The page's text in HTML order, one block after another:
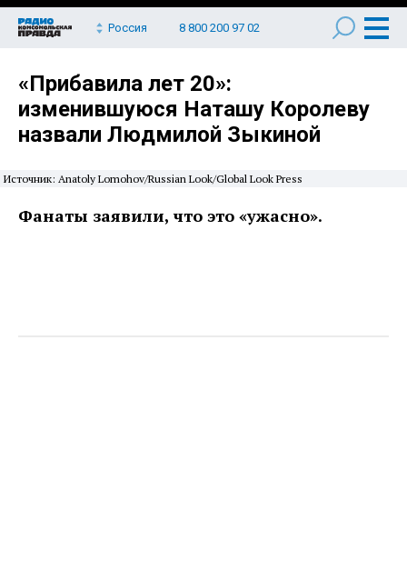
Россия 8 800 200 97 02
«Прибавила лет 20»:
изменившуюся Наташу Королеву
назвали Людмилой Зыкиной
Источник: Anatoly Lomohov/Russian Look/Global Look Press
Фанаты заявили, что это «ужасно».